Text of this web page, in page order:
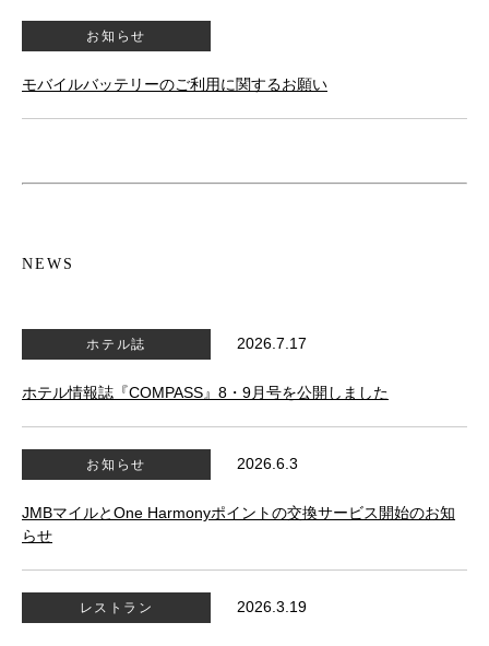
お知らせ
モバイルバッテリーのご利用に関するお願い
NEWS
ホテル誌 2026.7.17
ホテル情報誌『COMPASS』8・9月号を公開しました
お知らせ 2026.6.3
JMBマイルとOne Harmonyポイントの交換サービス開始のお知
らせ
レストラン 2026.3.19